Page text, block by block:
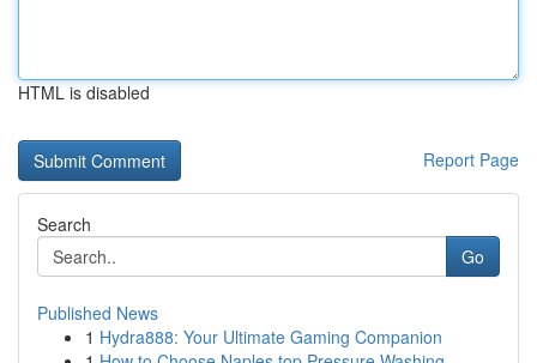
HTML is disabled
Report Page
Search
Go
Published News
1 Hydra888: Your Ultimate Gaming Companion